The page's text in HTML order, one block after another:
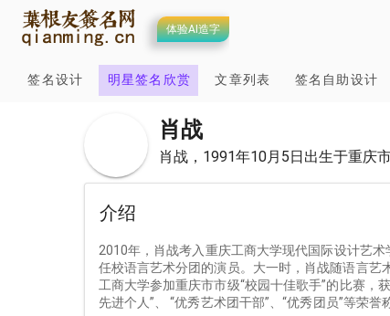
体验AI造字
签名设计 明星签名欣赏 文章列表 签名自助设计
肖战
肖战，1991年10月5日出生于重庆
介绍
2010年，肖战考入重庆工商大学现代国际设计艺
任校语言艺术分团的演员。大一时，肖战随语言艺
工商大学参加重庆市市级“校园十佳歌手”的比赛
先进个人”、 “优秀艺术团干部”、“优秀团员”等荣